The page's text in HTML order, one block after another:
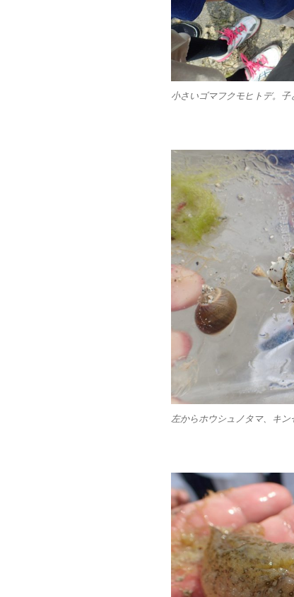
小さいゴマフクモヒトデ。子
左からホウシュノタマ、キン